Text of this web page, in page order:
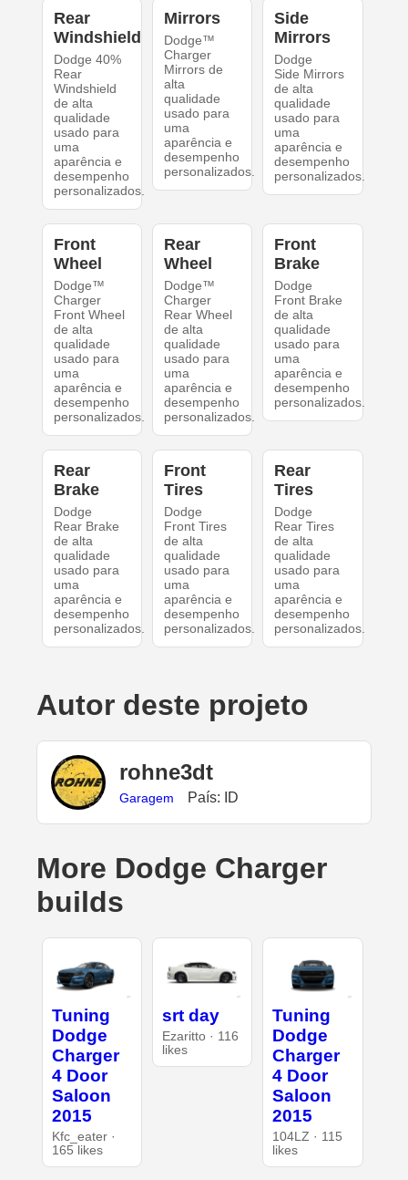
Rear
Windshield
Dodge 40%
Rear
Windshield
de alta
qualidade
usado para
uma
aparência e
desempenho
personalizados.
Mirrors
Dodge™
Charger
Mirrors de
alta
qualidade
usado para
uma
aparência e
desempenho
personalizados.
Side
Mirrors
Dodge
Side Mirrors
de alta
qualidade
usado para
uma
aparência e
desempenho
personalizados.
Front
Wheel
Dodge™
Charger
Front Wheel
de alta
qualidade
usado para
uma
aparência e
desempenho
personalizados.
Rear
Wheel
Dodge™
Charger
Rear Wheel
de alta
qualidade
usado para
uma
aparência e
desempenho
personalizados.
Front
Brake
Dodge
Front Brake
de alta
qualidade
usado para
uma
aparência e
desempenho
personalizados.
Rear
Brake
Dodge
Rear Brake
de alta
qualidade
usado para
uma
aparência e
desempenho
personalizados.
Front
Tires
Dodge
Front Tires
de alta
qualidade
usado para
uma
aparência e
desempenho
personalizados.
Rear
Tires
Dodge
Rear Tires
de alta
qualidade
usado para
uma
aparência e
desempenho
personalizados.
Autor deste projeto
rohne3dt
Garagem País: ID
More Dodge Charger
builds
Tuning
Dodge
Charger
4 Door
Saloon
2015
Kfc_eater ·
165 likes
srt day
Ezaritto · 116
likes
Tuning
Dodge
Charger
4 Door
Saloon
2015
104LZ · 115
likes